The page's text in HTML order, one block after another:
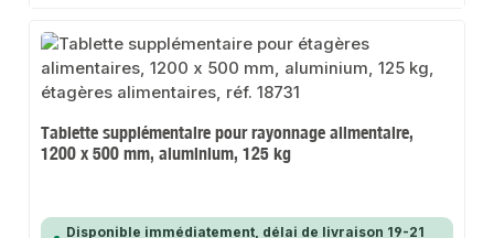
Tablette supplémentaire pour rayonnage alimentaire,
1200 x 500 mm, aluminium, 125 kg
Disponible immédiatement, délai de livraison 19-21